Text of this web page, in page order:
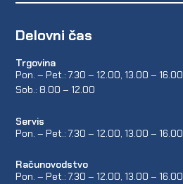
Delovni čas
Trgovina
Pon. – Pet.: 7.30 – 12.00, 13.00 – 16.00
Sob.: 8.00 – 12.00
Servis
Pon. – Pet.: 7.30 – 12.00, 13.00 – 16.00
Računovodstvo
Pon. – Pet.: 7.30 – 12.00, 13.00 – 16.00